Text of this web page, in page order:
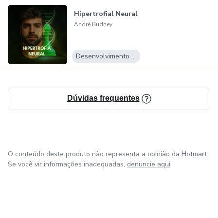
os que sabem jogar o jogo vencem.
Do primeiro clique à última aula, você estará cercado por
estratégias, histórias e ferramentas que mudam a forma
como você vive, treina, trabalha e se relaciona com o
mundo.
A transformação não é um evento. É um processo. E ele
começa agora.
Hipertrofial Neural
André Budney
Desenvolvimento Pessoal
Dúvidas frequentes
O conteúdo deste produto não representa a opinião da Hotmart.
Se você vir informações inadequadas, denuncie aqui